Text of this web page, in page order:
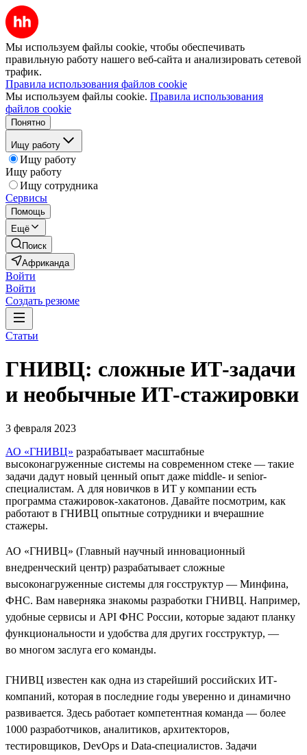
Мы используем файлы cookie, чтобы обеспечивать
правильную работу нашего веб-сайта и анализировать сетевой
трафик.
Правила использования файлов cookie
Мы используем файлы cookie. Правила использования
файлов cookie
Понятно
Ищу работу
Ищу работу
Ищу работу
Ищу сотрудника
Сервисы
Помощь
Ещё
Поиск
Африканда
Войти
Войти
Создать резюме
Статьи
ГНИВЦ: сложные ИТ‑задачи
и необычные ИТ‑стажировки
3 февраля 2023
АО «ГНИВЦ» разрабатывает масштабные
высоконагруженные системы на современном стеке — такие
задачи дадут новый ценный опыт даже middle- и senior-
специалистам. А для новичков в ИТ у компании есть
программа стажировок-хакатонов. Давайте посмотрим, как
работают в ГНИВЦ опытные сотрудники и вчерашние
стажеры.
АО «ГНИВЦ» (Главный научный инновационный
внедренческий центр) разрабатывает сложные
высоконагруженные системы для госструктур — Минфина,
ФНС. Вам наверняка знакомы разработки ГНИВЦ. Например,
удобные сервисы и API ФНС России, которые задают планку
функциональности и удобства для других госструктур, —
во многом заслуга его команды.
ГНИВЦ известен как одна из старейший российских ИТ-
компаний, которая в последние годы уверенно и динамично
развивается. Здесь работает компетентная команда — более
1000 разработчиков, аналитиков, архитекторов,
тестировщиков, DevOps и Data-специалистов. Задачи